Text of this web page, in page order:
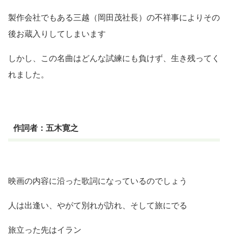
製作会社でもある三越（岡田茂社長）の不祥事によりその
後お蔵入りしてしまいます
しかし、この名曲はどんな試練にも負けず、生き残ってく
れました。
作詞者：五木寛之
映画の内容に沿った歌詞になっているのでしょう
人は出逢い、やがて別れが訪れ、そして旅にでる
旅立った先はイラン